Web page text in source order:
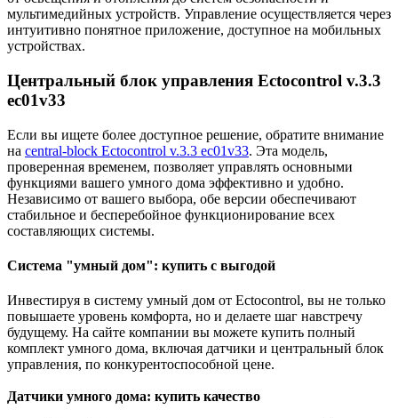
мультимедийных устройств. Управление осуществляется через
интуитивно понятное приложение, доступное на мобильных
устройствах.
Центральный блок управления Ectocontrol v.3.3
ec01v33
Если вы ищете более доступное решение, обратите внимание
на central-block Ectocontrol v.3.3 ec01v33. Эта модель,
проверенная временем, позволяет управлять основными
функциями вашего умного дома эффективно и удобно.
Независимо от вашего выбора, обе версии обеспечивают
стабильное и бесперебойное функционирование всех
составляющих системы.
Система "умный дом": купить с выгодой
Инвестируя в систему умный дом от Ectocontrol, вы не только
повышаете уровень комфорта, но и делаете шаг навстречу
будущему. На сайте компании вы можете купить полный
комплект умного дома, включая датчики и центральный блок
управления, по конкурентоспособной цене.
Датчики умного дома: купить качество